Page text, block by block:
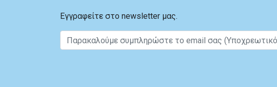
Εγγραφείτε στο newsletter μας.